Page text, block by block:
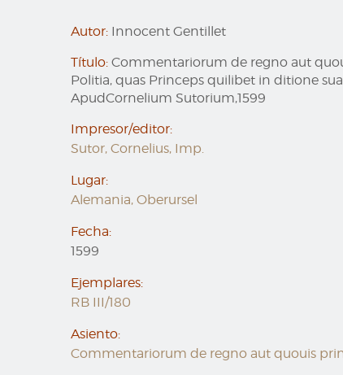
Autor: Innocent Gentillet
Título: Commentariorum de regno aut
Politia, quas Princeps quilibet in ditione
ApudCornelium Sutorium,1599
Impresor/editor:
Sutor, Cornelius, Imp.
Lugar:
Alemania, Oberursel
Fecha:
1599
Ejemplares:
RB III/180
Asiento:
Commentariorum de regno aut quouis